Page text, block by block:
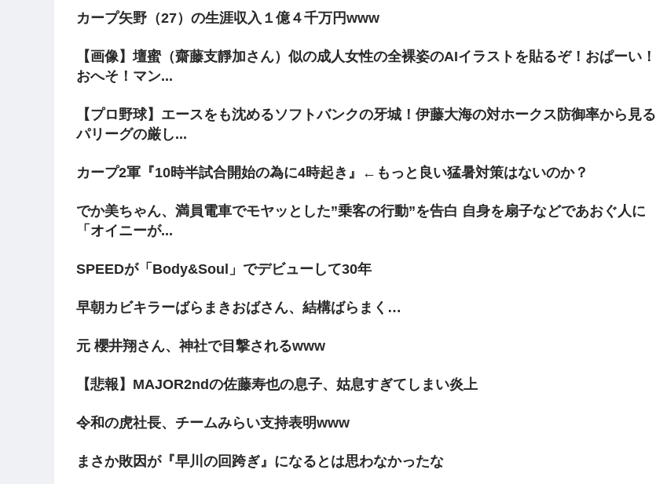
カープ矢野（27）の生涯収入１億４千万円www
【画像】壇蜜（齋藤支靜加さん）似の成人女性の全裸姿のAIイラストを貼るぞ！おぱーい！
おへそ！マン...
【プロ野球】エースをも沈めるソフトバンクの牙城！伊藤大海の対ホークス防御率から見る
パリーグの厳し...
カープ2軍『10時半試合開始の為に4時起き』←もっと良い猛暑対策はないのか？
でか美ちゃん、満員電車でモヤッとした”乗客の行動”を告白 自身を扇子などであおぐ人に
「オイニーが...
SPEEDが「Body&Soul」でデビューして30年
早朝カビキラーばらまきおばさん、結構ばらまく…
元 櫻井翔さん、神社で目撃されるwww
【悲報】MAJOR2ndの佐藤寿也の息子、姑息すぎてしまい炎上
令和の虎社長、チームみらい支持表明www
まさか敗因が『早川の回跨ぎ』になるとは思わなかったな